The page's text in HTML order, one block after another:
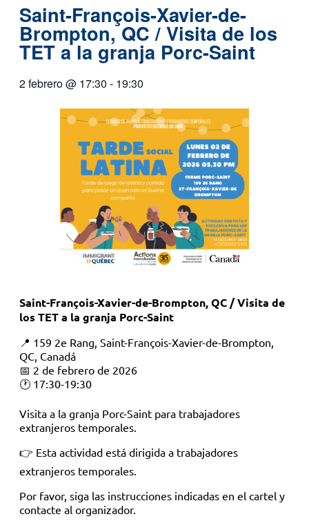
Saint-François-Xavier-de-
Brompton, QC / Visita de los
TET a la granja Porc-Saint
2 febrero@ 17:30 - 19:30
Saint-François-Xavier-de-Brompton, QC / Visita de
los TET a la granja Porc-Saint
📍 159 2e Rang, Saint-François-Xavier-de-Brompton,
QC, Canadá
📅 2 de febrero de 2026
🕐 17:30-19:30
Visita a la granja Porc-Saint para trabajadores
extranjeros temporales.
👉 Esta actividad está dirigida a trabajadores
extranjeros temporales.
Por favor, siga las instrucciones indicadas en el cartel y
contacte al organizador.